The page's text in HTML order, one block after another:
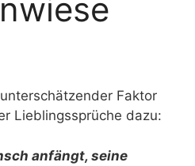
Faktor
Lieblingssprüche dazu:
anfängt, seine